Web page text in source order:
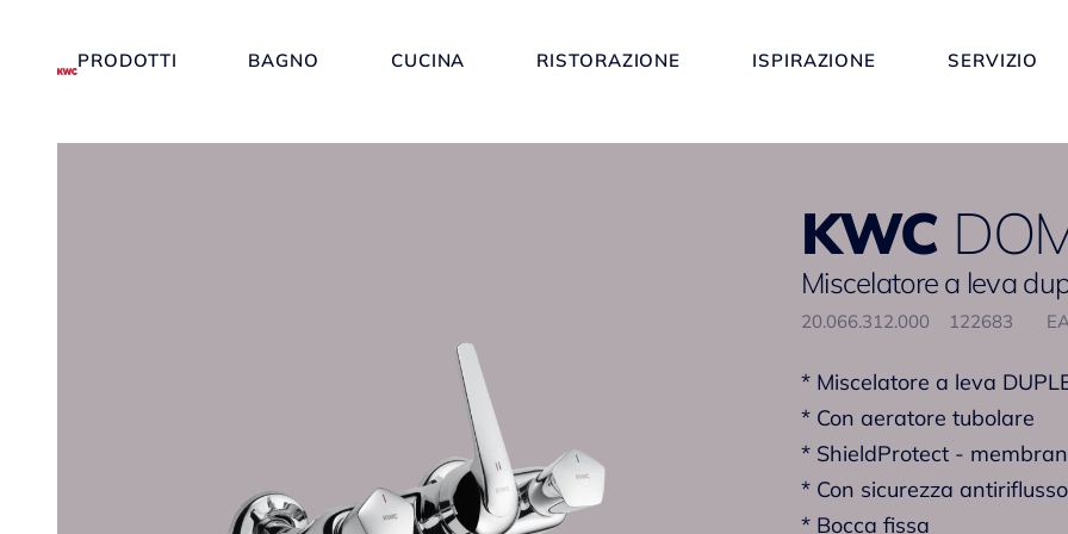
PRODOTTI BAGNO CUCINA RISTORAZIONE ISPIRAZIONE SERVIZIO
KWC
Miscelatore a leva
20.066.312.000 122683
* Miscelatore a leva
* Con aeratore tubolare
* ShieldProtect -
* Con sicurezza antiriflusso
* Bocca fissa